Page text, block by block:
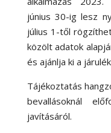
június 30-ig lesz
július 1-től
közölt adatok
és ajánlja ki a
Tájékoztatás
bevallásoknál
javításáról.